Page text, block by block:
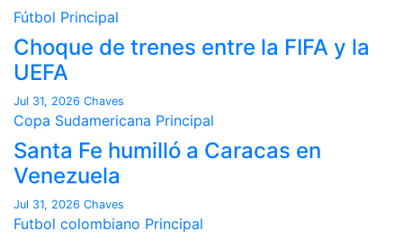
Fútbol Principal
Choque de trenes entre la FIFA y la
UEFA
Jul 31, 2026 Chaves
Copa Sudamericana Principal
Santa Fe humilló a Caracas en
Venezuela
Jul 31, 2026 Chaves
Futbol colombiano Principal